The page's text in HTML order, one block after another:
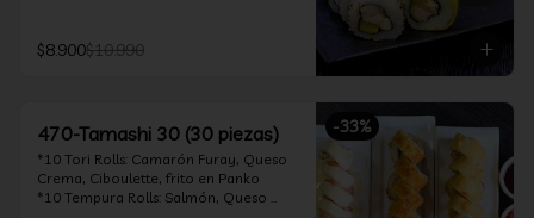
teriyaki 30ml
$8.900$10.990
-33%
470-Tamashi 30 (30 piezas)
*10 Tori Rolls: Camarón Furay, Queso
Crema, Ciboulette, frito en Panko
*10 Tempura Rolls: Salmón, Queso